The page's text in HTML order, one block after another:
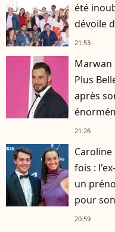
été
dévoile
21:53
Marwan
Plus
après
21:26
fois :
un
pour
20:59